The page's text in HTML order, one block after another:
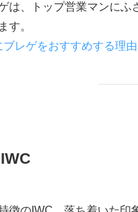
は、トップ営業マンに
す。
ブレゲをおすすめする理由